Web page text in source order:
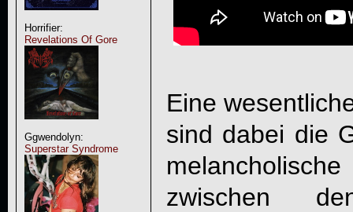
Horrifier:
Revelations Of Gore
Ggwendolyn:
Superstar Syndrome
Eine
sind dabei die
zwischen